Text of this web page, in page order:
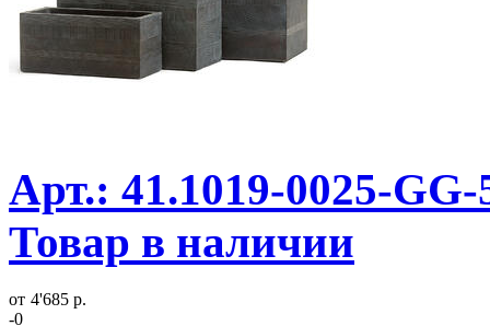
Арт.: 41.1019-0025-
Товар в наличии
от 4'685 р.
-0